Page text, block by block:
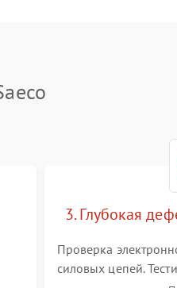
3. Глубокая
Проверка
силовых цепей.